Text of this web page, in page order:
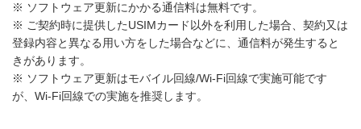
※ ソフトウェア更新にかかる通信料は無料です。
※ ご契約時に提供したUSIMカード以外を利用した場合、契約又は
登録内容と異なる用い方をした場合などに、通信料が発生すると
きがあります。
※ ソフトウェア更新はモバイル回線/Wi-Fi回線で実施可能です
が、Wi-Fi回線での実施を推奨します。